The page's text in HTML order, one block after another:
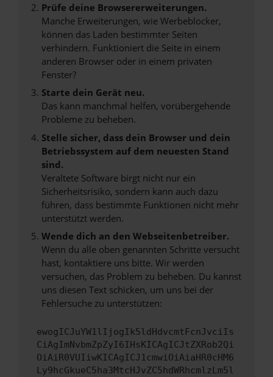
Prüfe deine Browsererweiterungen.
Manche Erweiterungen, wie Werbeblocker,
können das Laden bestimmter Seiten
verhindern. Funktioniert die Seite in einem
anderen Browser oder in einem privaten
Fenster?
Starte dein Gerät neu.
Das kann manchmal helfen, vorübergehende
Probleme zu beheben.
Stelle sicher, dass dein Browser und dein
Betriebssystem auf dem neuesten Stand
sind.
Veraltete Software birgt nicht nur ein
Sicherheitsrisiko, sondern kann auch dazu
führen, dass bestimmte Funktionen nicht mehr
unterstützt werden.
Wende dich an den Webseitenbetreiber.
Wenn du alle oben genannten Schritte versucht
hast, kontaktiere uns bitte. Wir werden
versuchen, das Problem zu beheben. Du kannst
uns diesen Text schicken, um uns bei der
Fehlersuche zu unterstützen:
ewogICJuYW1lIjogIk5ldHdvcmtFcnJvciIs
CiAgImNvbmZpZyI6IHsKICAgICJtZXRob2Qi
OiAiR0VUIiwKICAgICJ1cmwiOiAiaHR0cHM6
Ly9hcGkueC5ha3MtcHJvZC5hdWRhcmlzLm5l